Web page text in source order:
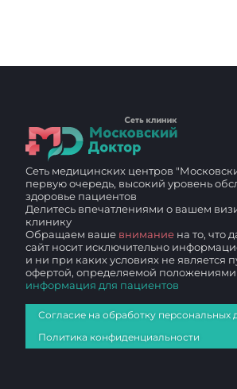
Сеть медицинских центров
первую очередь, высокий уровень
здоровье пациентов
Делитесь впечатлениями о вашем
клинику
Обращаем ваше внимание на то, что
сайт носит исключительно
и ни при каких условиях не является
офертой, определяемой положениями
информация для пациентов
Согласие на обработку персональных
Политика конфиденциальности